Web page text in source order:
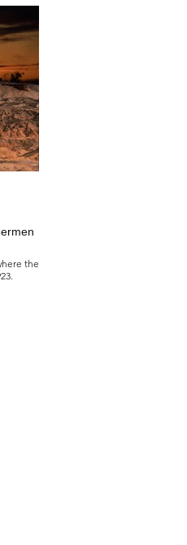
the
là
1923.
發現了